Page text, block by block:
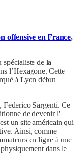
offensive en France,
spécialiste de la
l’Hexagone. Cette
à Lyon début
Federico Sargenti. Ce
de devenir l'
est un site américain qui
Ainsi, comme
en ligne à une
dans le